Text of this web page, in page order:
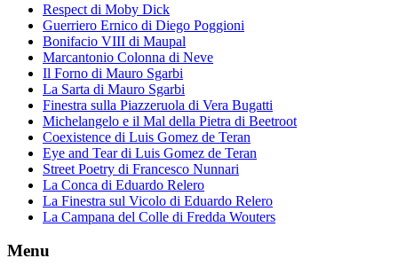
Respect di Moby Dick
Guerriero Ernico di Diego Poggioni
Bonifacio VIII di Maupal
Marcantonio Colonna di Neve
Il Forno di Mauro Sgarbi
La Sarta di Mauro Sgarbi
Finestra sulla Piazzeruola di Vera Bugatti
Michelangelo e il Mal della Pietra di Beetroot
Coexistence di Luis Gomez de Teran
Eye and Tear di Luis Gomez de Teran
Street Poetry di Francesco Nunnari
La Conca di Eduardo Relero
La Finestra sul Vicolo di Eduardo Relero
La Campana del Colle di Fredda Wouters
Menu